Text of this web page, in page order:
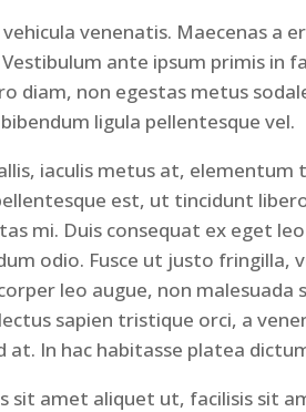
venenatis. Maecenas a
ante ipsum primis in
diam, non egestas metus
ligula pellentesque vel.
iaculis metus at,
est, ut tincidunt
mi. Duis consequat ex eget
odio. Fusce ut justo
leo augue, non
sapien tristique orci, a
at. In hac habitasse platea
sit amet aliquet ut, facilisis sit